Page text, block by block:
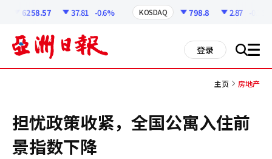
6258.57 37.81 -0.6% KOSDAQ 798.8 2.87 -0.36%
登录 搜 all
主页 房地产
担忧政策收紧，全国公寓入住前
景指数下降